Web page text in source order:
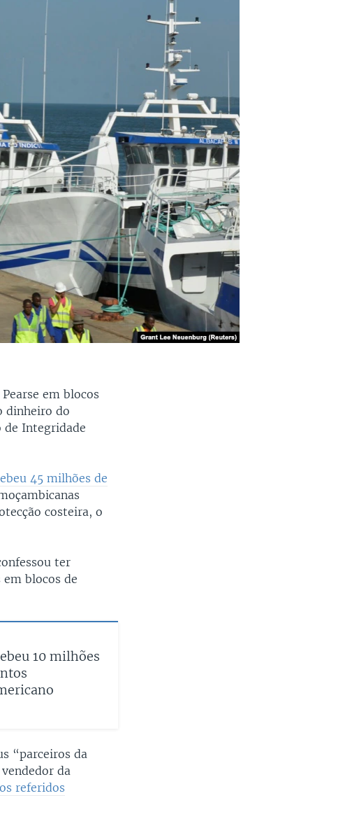
em blocos
dinheiro do
de Integridade
45 milhões de
costeira, o
ter
blocos de
10 milhões
“parceiros da
da
referidos